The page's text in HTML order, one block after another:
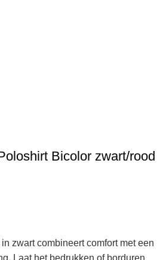
Bicolor zwart/rood
zwart combineert comfort met een